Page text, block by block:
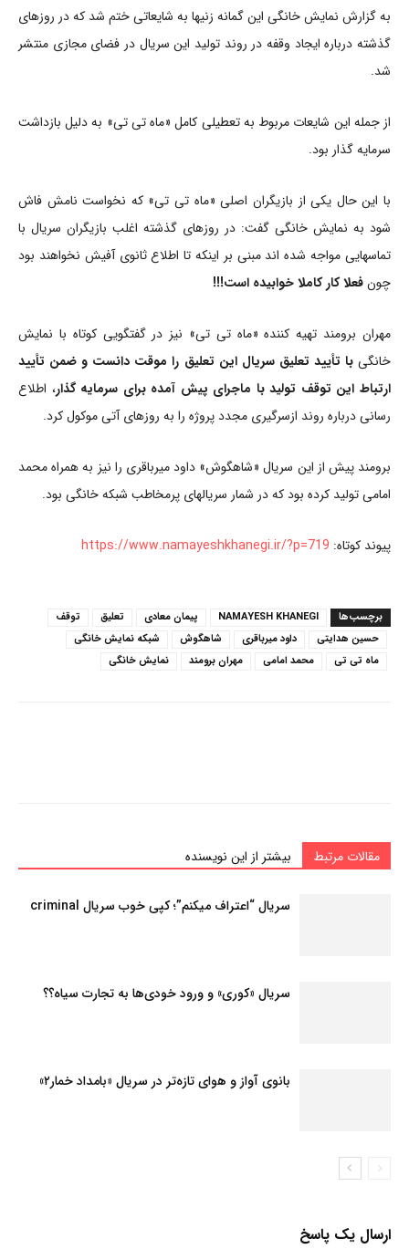
به گزارش نمایش خانگی این گمانه زنیها به شایعاتی ختم شد که در روزهای
گذشته درباره ایجاد وقفه در روند تولید این سریال در فضای مجازی منتشر
شد.
از جمله این شایعات مربوط به تعطیلی کامل «ماه تی تی» به دلیل بازداشت
سرمایه گذار بود.
با این حال یکی از بازیگران اصلی «ماه تی تی» که نخواست نامش فاش
شود به نمایش خانگی گفت: در روزهای گذشته اغلب بازیگران سریال با
تماسهایی مواجه شده اند مبنی بر اینکه تا اطلاع ثانوی آفیش نخواهند بود
چونفعلا کار کاملا خوابیده است!!!
مهران برومند تهیه کننده «ماه تی تی» نیز در گفتگویی کوتاه با نمایش
خانگیبا تأیید تعلیق سریال این تعلیق را موقت دانست و ضمن تأیید
ارتباط این توقف تولید با ماجرای پیش آمده برای سرمایه گذار، اطلاع
رسانی درباره روند ازسرگیری مجدد پروژه را به روزهای آتی موکول کرد.
برومند پیش از این سریال «شاهگوش» داود میرباقری را نیز به همراه محمد
امامی تولید کرده بود که در شمار سریالهای پرمخاطب شبکه خانگی بود.
پیوند کوتاه: https://www.namayeshkhanegi.ir/?p=719
برچسب‌ها NAMAYESH KHANEGI پیمان معادی تعلیق
توقف
حسین هدایتی
داود میرباقری شاهگوش
شبکه نمایش خانگی
ماه تی تی
محمد امامی مهران برومند نمایش خانگی
مقالات مرتبط بیشتر از این نویسنده
سریال “اعتراف میکنم”؛ کپی خوب سریال criminal
سریال «کوری» و ورود خودی‌ها به تجارت سیاه؟؟
بانوی آواز و هوای تازه‌تر در سریال «بامداد خمار۲»
ارسال یک پاسخ